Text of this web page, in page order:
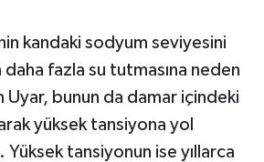
kandaki sodyum seviyesini
daha fazla su tutmasına neden
bunun da damar içindeki
yüksek tansiyona yol
Yüksek tansiyonun ise yıllarca